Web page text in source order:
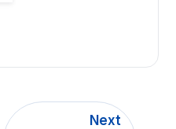
Next